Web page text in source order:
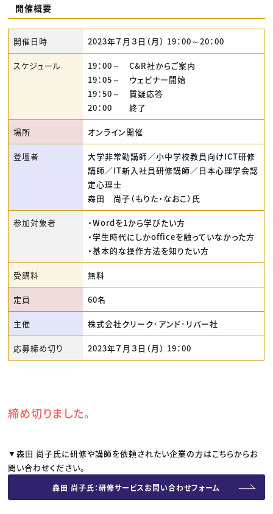
開催概要
開催日時 2023年７月３日（月） 19：00～20：00
スケジュール
19：00～ C&R社からご案内
19：05～ ウェビナー開始
19：50～ 質疑応答
20：00 終了
場所 オンライン開催
登壇者
大学非常勤講師／小中学校教員向けICT研修
講師／IT新入社員研修講師／日本心理学会認
定心理士
森田 尚子（もりた・なおこ）氏
参加対象者
・Wordを1から学びたい方
・学生時代にしかofficeを触っていなかった方
・基本的な操作方法を知りたい方
受講料 無料
定員 60名
主催 株式会社クリーク･アンド･リバー社
応募締め切り 2023年７月３日（月） 19：00
締め切りました。
▼森田 尚子氏に研修や講師を依頼されたい企業の方はこちらからお
問い合わせください。
森田 尚子氏：研修サービスお問い合わせフォーム